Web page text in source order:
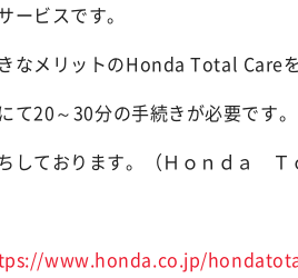
ービスです。
なメリットのHonda Total Care
て20～30分の手続きが必要です。
しております。（Ｈｏｎｄａ
www.honda.co.jp/